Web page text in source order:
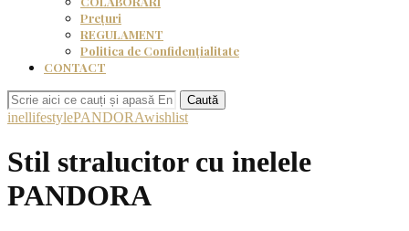
Prețuri
REGULAMENT
Politica de Confidențialitate
CONTACT
Caută
inellifestylePANDORAwishlist
Stil stralucitor cu inelele
PANDORA